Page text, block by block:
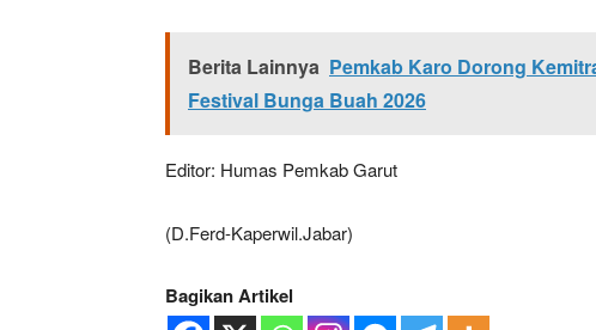
Berita Lainnya Pemkab Karo Dorong
Festival Bunga Buah 2026
Editor: Humas Pemkab Garut
(D.Ferd-Kaperwil.Jabar)
Bagikan Artikel